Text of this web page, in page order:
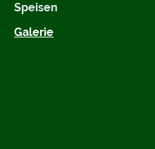
Speisen
Galerie